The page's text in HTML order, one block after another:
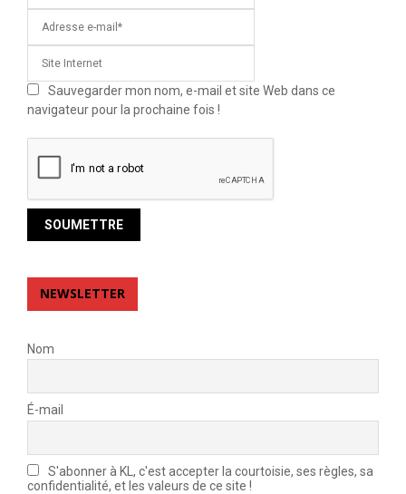
Sauvegarder mon nom, e-mail et site Web dans ce
navigateur pour la prochaine fois !
NEWSLETTER
Nom
É-mail
S'abonner à KL, c'est accepter la courtoisie, ses règles, sa
confidentialité, et les valeurs de ce site !